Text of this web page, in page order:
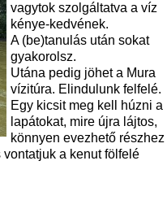
vagytok szolgáltatva a víz
kénye-kedvének.
A (be)tanulás után sokat
gyakorolsz.
Utána pedig jöhet a Mura
vízitúra. Elindulunk felfelé.
Egy kicsit meg kell húzni a
lapátokat, mire újra lájtos,
könnyen evezhető részhez
a kenut fölfelé